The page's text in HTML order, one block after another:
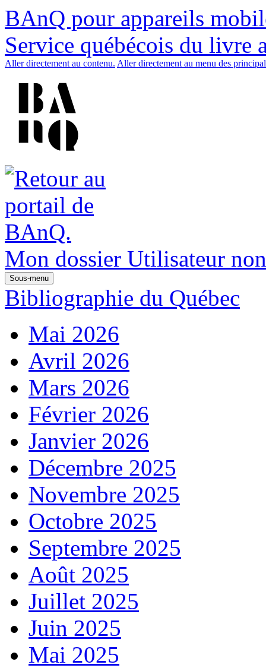
BAnQ pour appareils
Service québécois du livre
Aller directement au contenu. Aller directement au menu des
Mon dossier Utilisateur
Sous-menu
Bibliographie du Québec
Mai 2026
Avril 2026
Mars 2026
Février 2026
Janvier 2026
Décembre 2025
Novembre 2025
Octobre 2025
Septembre 2025
Août 2025
Juillet 2025
Juin 2025
Mai 2025